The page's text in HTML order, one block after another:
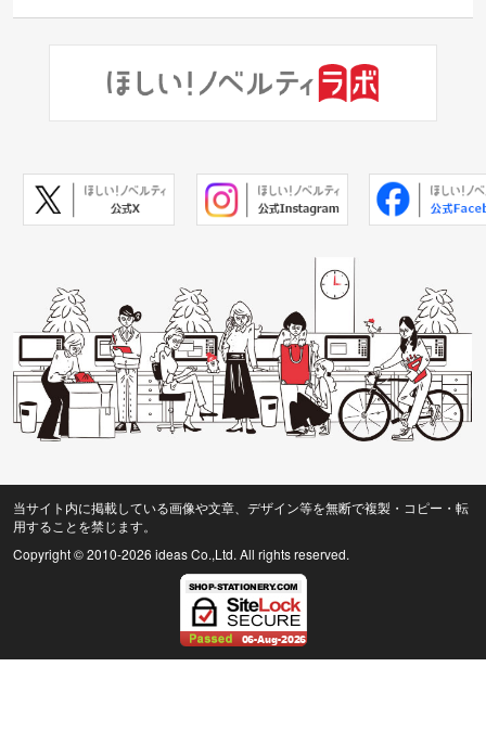
当サイト内に掲載している画像や文章、デザイン等を無断で複製・コピー・転
用することを禁じます。
Copyright © 2010-2026 ideas Co.,Ltd. All rights reserved.